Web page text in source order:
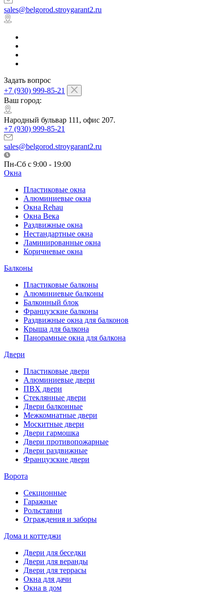
sales@belgorod.stroygarant2.ru
Задать вопрос
+7 (930) 999-85-21
Ваш город:
Народный бульвар 111, офис 207.
+7 (930) 999-85-21
sales@belgorod.stroygarant2.ru
Пн-Сб с 9:00 - 19:00
Окна
Пластиковые окна
Алюминиевые окна
Окна Rehau
Окна Века
Раздвижные окна
Нестандартные окна
Ламинированные окна
Коричневые окна
Балконы
Пластиковые балконы
Алюминиевые балконы
Балконный блок
Французские балконы
Раздвижные окна для балконов
Крыша для балкона
Панорамные окна для балкона
Двери
Пластиковые двери
Алюминиевые двери
ПВХ двери
Стеклянные двери
Двери балконные
Межкомнатные двери
Москитные двери
Двери гармошка
Двери противопожарные
Двери раздвижные
Французские двери
Ворота
Секционные
Гаражные
Рольставни
Ограждения и заборы
Дома и коттеджи
Двери для беседки
Двери для веранды
Двери для террасы
Окна для дачи
Окна в дом